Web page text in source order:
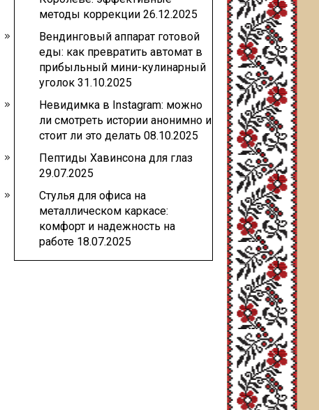
методы коррекции 26.12.2025
Вендинговый аппарат готовой
еды: как превратить автомат в
прибыльный мини-кулинарный
уголок 31.10.2025
Невидимка в Instagram: можно
ли смотреть истории анонимно и
стоит ли это делать 08.10.2025
Пептиды Хавинсона для глаз
29.07.2025
Стулья для офиса на
металлическом каркасе:
комфорт и надежность на
работе 18.07.2025